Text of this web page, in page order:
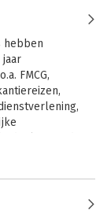
hebben
FMCG,